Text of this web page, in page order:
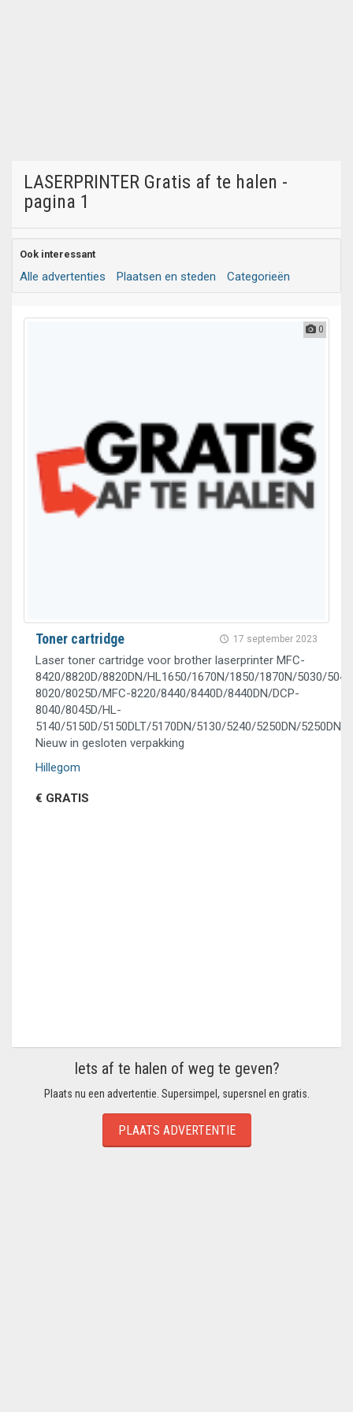
LASERPRINTER Gratis af te halen -
pagina 1
Ook interessant
Alle advertenties Plaatsen en steden Categorieën
0
17 september 2023
Toner cartridge
Laser toner cartridge voor brother laserprinter MFC-
8420/8820D/8820DN/HL1650/1670N/1850/1870N/5030/
8020/8025D/MFC-8220/8440/8440D/8440DN/DCP-
8040/8045D/HL-
5140/5150D/5150DLT/5170DN/5130/5240/5250DN/
Nieuw in gesloten verpakking
Hillegom
€ GRATIS
Iets af te halen of weg te geven?
Plaats nu een advertentie. Supersimpel, supersnel en gratis.
PLAATS ADVERTENTIE